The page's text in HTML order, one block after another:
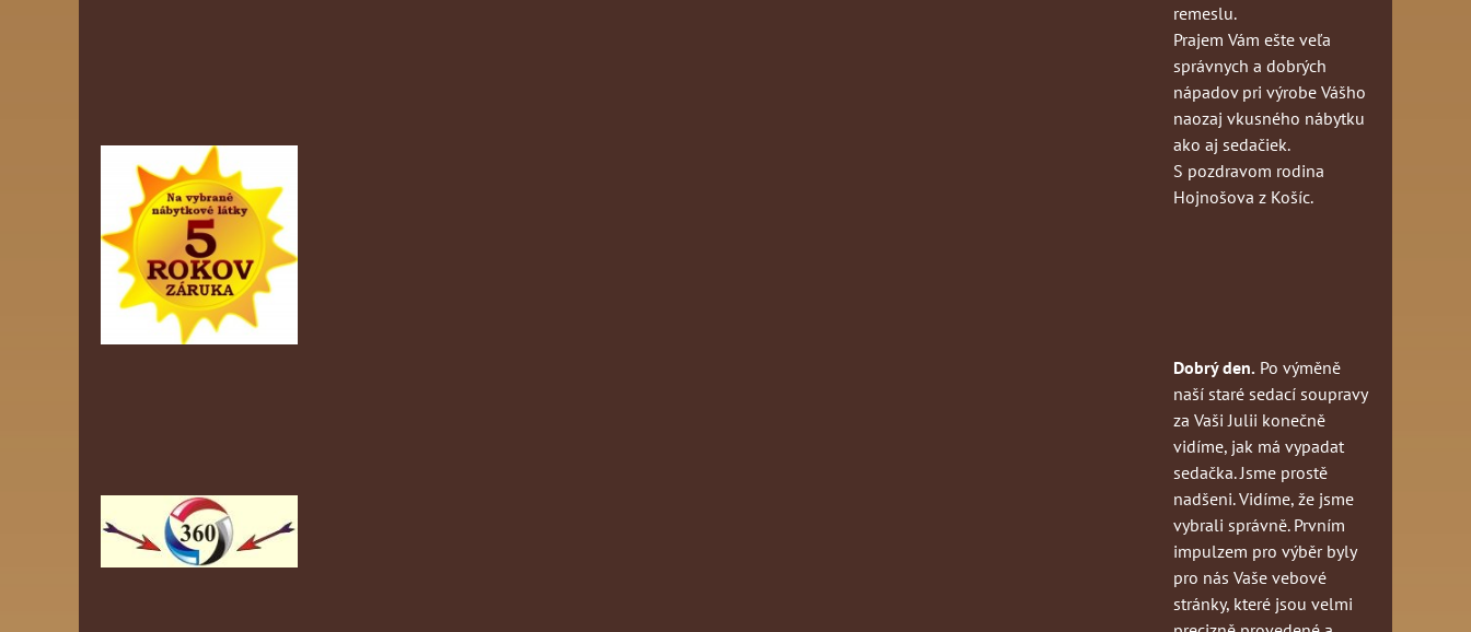
remeslu.
Prajem Vám ešte veľa
správnych a dobrých
nápadov pri výrobe Vášho
naozaj vkusného nábytku
ako aj sedačiek.
S pozdravom rodina
Hojnošova z Košíc.
Dobrý den. Po výměně
naší staré sedací soupravy
za Vaši Julii konečně
vidíme, jak má vypadat
sedačka. Jsme prostě
nadšeni. Vidíme, že jsme
vybrali správně. Prvním
impulzem pro výběr byly
pro nás Vaše vebové
stránky, které jsou velmi